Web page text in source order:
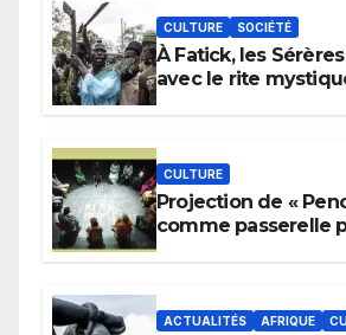
CULTURE SOCIÉTÉ
À Fatick, les
avec le rite
CULTURE
Projection de «
comme passerelle
ACTUALITÉS AFRIQUE